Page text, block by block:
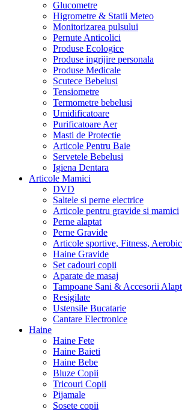
Glucometre
Higrometre & Statii Meteo
Monitorizarea pulsului
Pernute Anticolici
Produse Ecologice
Produse ingrijire personala
Produse Medicale
Scutece Bebelusi
Tensiometre
Termometre bebelusi
Umidificatoare
Purificatoare Aer
Masti de Protectie
Articole Pentru Baie
Servetele Bebelusi
Igiena Dentara
Articole Mamici
DVD
Saltele si perne electrice
Articole pentru gravide si mamici
Perne alaptat
Perne Gravide
Articole sportive, Fitness, Aerobic
Haine Gravide
Set cadouri copii
Aparate de masaj
Tampoane Sani & Accesorii
Resigilate
Ustensile Bucatarie
Cantare Electronice
Haine
Haine Fete
Haine Baieti
Haine Bebe
Bluze Copii
Tricouri Copii
Pijamale
Sosete copii